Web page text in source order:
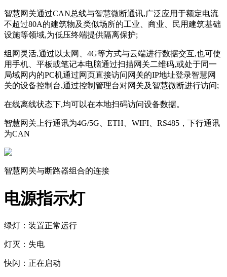
智慧网关通过CAN总线与智慧微断通讯,广泛应用于额定电流
不超过80A的建筑物及类似场所的工业、商业、民用建筑基础
设施等领域,为低压终端提供隔离保护;
组网灵活,通过以太网、4G等方式与云端进行数据交互,也可使
用手机、平板或笔记本电脑通过扫描网关二维码,或处于同一
局域网内的PC机通过网页直接访问网关的IP地址登录智慧网
关的设备控制台,通过控制管理台对网关及智慧微断进行访问;
在线离线状态下,均可以在本地扫码访问设备数据。
智慧网关上行通讯为4G/5G、ETH、WIFI、RS485，下行通讯
为CAN
智慧网关与断路器组合的连接
电源指示灯
绿灯：装置正常运行
灯灭：失电
快闪：正在启动